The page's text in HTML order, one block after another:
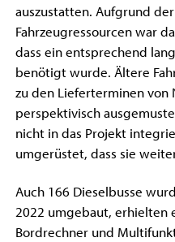
auszustatten. Aufgrund
Fahrzeugressourcen war
dass ein entsprechend
benötigt wurde. Ältere
zu den Lieferterminen von
perspektivisch
nicht in das Projekt
umgerüstet, dass sie
Auch 166 Dieselbusse
2022 umgebaut, erhielten
Bordrechner und